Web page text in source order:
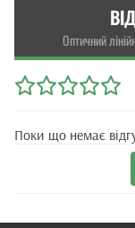
Оптичний
Поки що немає